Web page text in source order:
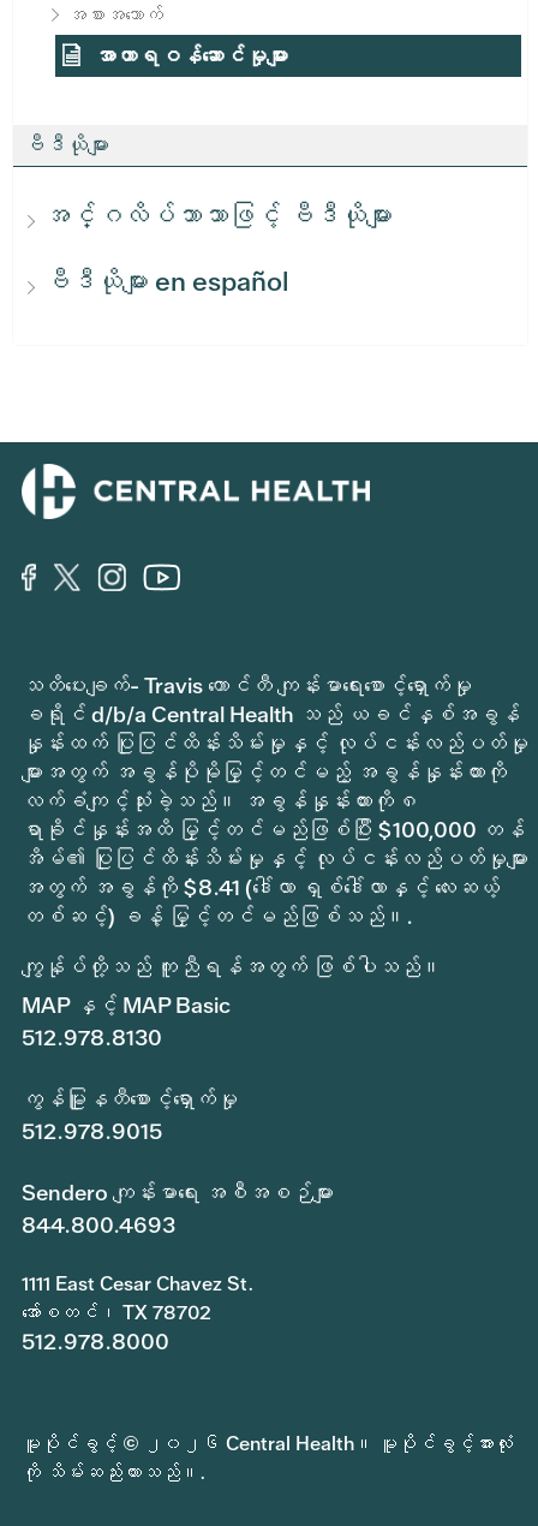
အစားအသောက်
အာဟာရဝန်ဆောင်မှုများ
ဗီဒီယိုများ
အင်္ဂလိပ်ဘာသာဖြင့် ဗီဒီယိုများ
ဗီဒီယိုများ en español
သတိပေးချက်- Travis ကောင်တီ ကျန်းမာရေးစောင့်ရှောက်မှု
ခရိုင် d/b/a Central Health သည် ယခင်နှစ်အခွန်
နှုန်းထက် ပြုပြင်ထိန်းသိမ်းမှုနှင့် လုပ်ငန်းလည်ပတ်မှု
များအတွက် အခွန်ပိုမိုမြှင့်တင်မည့် အခွန်နှုန်းထားကို
လက်ခံကျင့်သုံးခဲ့သည်။ အခွန်နှုန်းထားကို ၈
ရာခိုင်နှုန်းအထိ မြှင့်တင်မည်ဖြစ်ပြီး $100,000 တန်
အိမ်၏ ပြုပြင်ထိန်းသိမ်းမှုနှင့် လုပ်ငန်းလည်ပတ်မှုများ
အတွက် အခွန်ကို $8.41 (ဒေါ်လာ ရှစ်ဒေါ်လာနှင့် လေးဆယ့်
တစ်ဆင့်) ခန့် မြှင့်တင်မည်ဖြစ်သည်။.
ကျွန်ုပ်တို့သည် ကူညီရန်အတွက် ဖြစ်ပါသည်။
MAP နှင့် MAP Basic
512.978.8130
ကွန်မြူနတီစောင့်ရှောက်မှု
512.978.9015
Sendero ကျန်းမာရေး အစီအစဉ်များ
844.800.4693
1111 East Cesar Chavez St.
အော်စတင်၊ TX 78702
512.978.8000
မူပိုင်ခွင့် © ၂၀၂၆ Central Health။ မူပိုင်ခွင့်အားလုံး
ကို သိမ်းဆည်းထားသည်။.